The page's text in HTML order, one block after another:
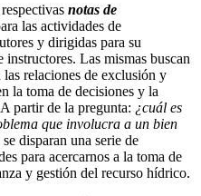
respectivasnotas de
las actividades de
y dirigidas para su
Las mismas buscan
relaciones de exclusión y
la toma de decisiones y la
partir de la pregunta: ¿cuál es
que involucra a un bien
se disparan una serie de
para acercarnos a la toma de
y gestión del recurso hídrico.